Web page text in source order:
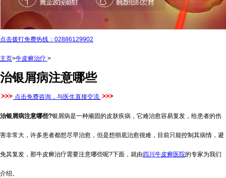
点击拨打免费热线：02886129902
主页>牛皮癣治疗 >
治银屑病注意哪些
点击免费咨询，与医生直接交流
治银屑病注意哪些?银屑病是一种顽固的皮肤疾病，它难治愈容易复发，给患者的伤
害非常大，许多患者都想尽早治愈，但是想彻底治愈很难，目前只能控制其病情，避
免其复发，那牛皮癣治疗需要注意哪些呢?下面，就由 四川牛皮癣医院的专家为我们
介绍。